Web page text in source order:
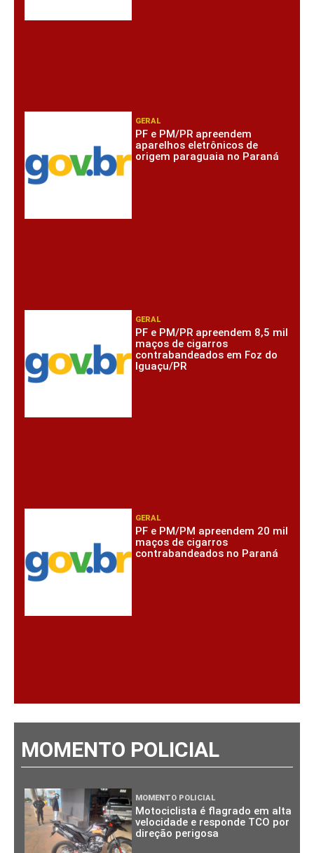
GERAL
PF e PM/PR apreendem
aparelhos eletrônicos de
origem paraguaia no Paraná
GERAL
PF e PM/PR apreendem 8,5 mil
maços de cigarros
contrabandeados em Foz do
Iguaçu/PR
GERAL
PF e PM/PM apreendem 20 mil
maços de cigarros
contrabandeados no Paraná
MOMENTO POLICIAL
MOMENTO POLICIAL
Motociclista é flagrado em alta
velocidade e responde TCO por
direção perigosa